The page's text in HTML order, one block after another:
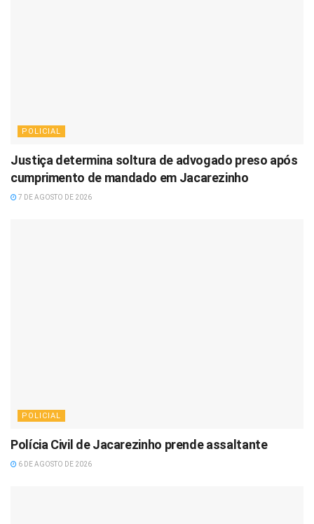
POLICIAL
Justiça determina soltura de advogado preso após
cumprimento de mandado em Jacarezinho
7 DE AGOSTO DE 2026
POLICIAL
Polícia Civil de Jacarezinho prende assaltante
6 DE AGOSTO DE 2026